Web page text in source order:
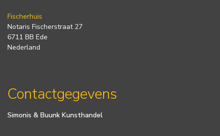
Fischerhuis
Notaris Fischerstraat 27
6711 BB Ede
Nederland
Contactgegevens
Simonis & Buunk Kunsthandel